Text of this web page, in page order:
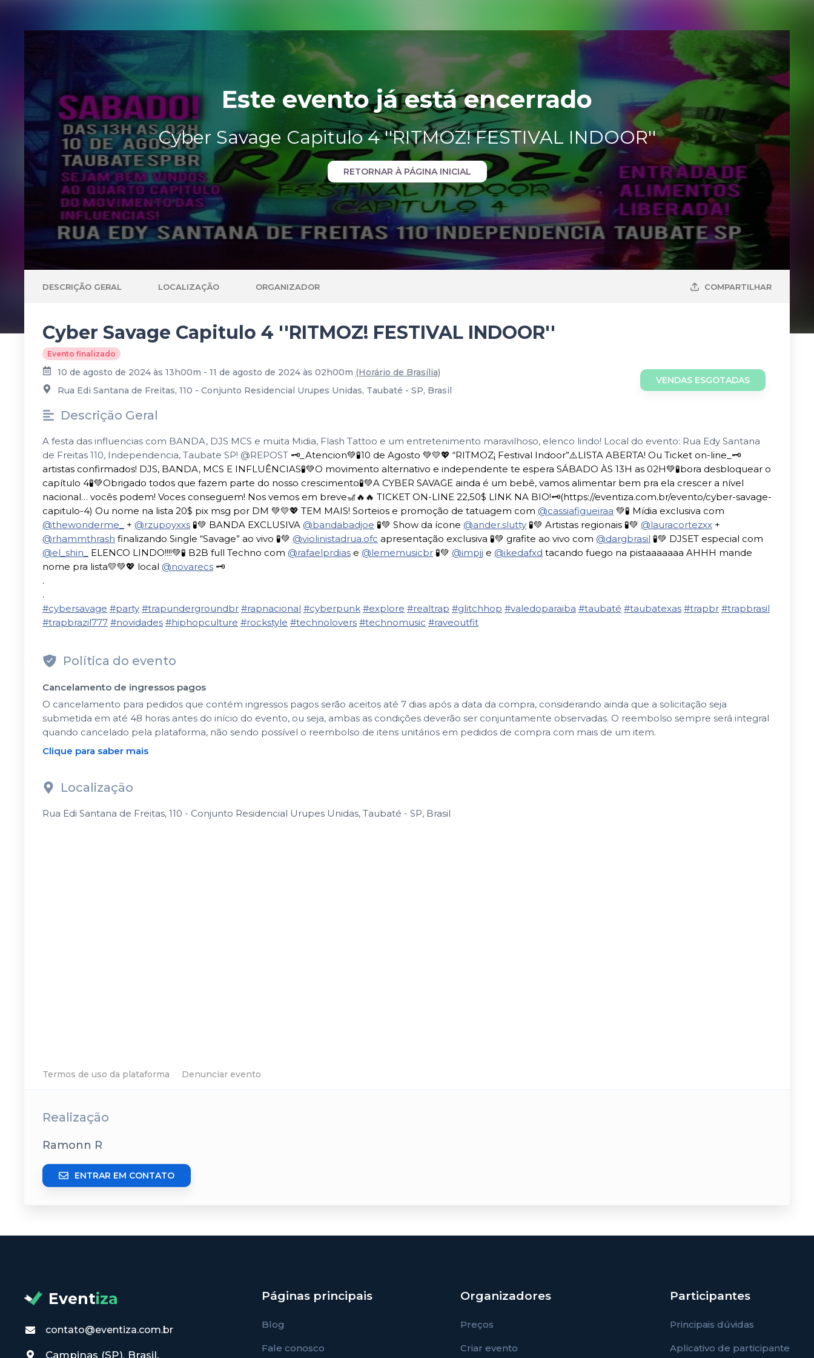
Este evento já está encerrado
Cyber Savage Capitulo 4 ''RITMOZ! FESTIVAL INDOOR''
RETORNAR À PÁGINA INICIAL
DESCRIÇÃO GERAL LOCALIZAÇÃO ORGANIZADOR COMPARTILHAR
Cyber Savage Capitulo 4 ''RITMOZ! FESTIVAL INDOOR''
Evento finalizado
10 de agosto de 2024 às 13h00m - 11 de agosto de 2024 às 02h00m (Horário de Brasília)
Rua Edi Santana de Freitas, 110 - Conjunto Residencial Urupes Unidas, Taubaté - SP, Brasil
VENDAS ESGOTADAS
Descrição Geral
A festa das influencias com BANDA, DJS MCS e muita Midia, Flash Tattoo e um entretenimento maravilhoso, elenco lindo! Local do evento: Rua Edy Santana
de Freitas 110, Independencia, Taubate SP! @REPOST 🗝_Atencion💚🧪10 de Agosto 💚💛💖 “RITMOZ¡ Festival Indoor”⚠️LISTA ABERTA! Ou Ticket on-line_🗝
artistas confirmados! DJS, BANDA, MCS E INFLUÊNCIAS🧪💚O movimento alternativo e independente te espera SÁBADO ÀS 13H as 02H💚🧪bora desbloquear o
capítulo 4🧪💚Obrigado todos que fazem parte do nosso crescimento🧪💚A CYBER SAVAGE ainda é um bebê, vamos alimentar bem pra ela crescer a nível
nacional… vocês podem! Voces conseguem! Nos vemos em breve🎢🔥🔥 TICKET ON-LINE 22,50$ LINK NA BIO!🗝(https://eventiza.com.br/evento/cyber-savage-
capitulo-4) Ou nome na lista 20$ pix msg por DM 💚💛💖 TEM MAIS! Sorteios e promoção de tatuagem com @cassiafigueiraa 💚🧪 Mídia exclusiva com
@thewonderme_
+ @rzupoyxxs 🧪💚 BANDA EXCLUSIVA @bandabadjoe 🧪💚 Show da ícone @ander.slutty 🧪💚 Artistas regionais 🧪💚 @lauracortezxx +
@rhammthrash finalizando Single “Savage” ao vivo 🧪💚 @violinistadrua.ofc apresentação exclusiva 🧪💚 grafite ao vivo com @dargbrasil 🧪💚 DJSET especial com
@el_shin_
ELENCO LINDO!!!!💚🧪 B2B full Techno com @rafaelprdias e @lememusicbr 🧪💚 @impjj e @ikedafxd tacando fuego na pistaaaaaaa AHHH mande
nome pra lista💛💚💖 local @novarecs 🗝
.
.
#cybersavage #party #trapundergroundbr #rapnacional #cyberpunk #explore #realtrap #glitchhop #valedoparaiba #taubaté #taubatexas #trapbr #trapbrasil
#trapbrazil777 #novidades #hiphopculture #rockstyle #technolovers #technomusic #raveoutfit
Política do evento
Cancelamento de ingressos pagos
O cancelamento para pedidos que contém ingressos pagos serão aceitos até 7 dias após a data da compra, considerando ainda que a solicitação seja
submetida em até 48 horas antes do início do evento, ou seja, ambas as condições deverão ser conjuntamente observadas. O reembolso sempre será integral
quando cancelado pela plataforma, não sendo possível o reembolso de itens unitários em pedidos de compra com mais de um item.
Clique para saber mais
Localização
Rua Edi Santana de Freitas, 110 - Conjunto Residencial Urupes Unidas, Taubaté - SP, Brasil
Termos de uso da plataforma Denunciar evento
Realização
Ramonn R
ENTRAR EM CONTATO
Eventiza
contato@eventiza.com.br
Campinas (SP), Brasil.
Páginas principais
Blog
Fale conosco
Organizadores
Preços
Criar evento
Participantes
Principais dúvidas
Aplicativo de participante